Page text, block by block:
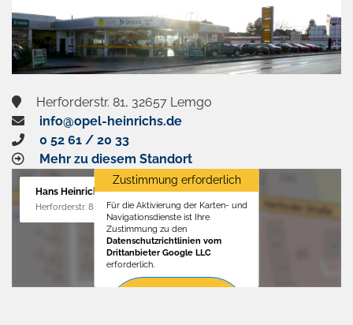
Herforderstr. 81, 32657 Lemgo
info@opel-heinrichs.de
0 52 61 / 20 33
Mehr zu diesem Standort
Hans Heinrichs GmbH
Herforderstr. 81, 32657 Lemgo
Zustimmung erforderlich
Für die Aktivierung der Karten- und
Navigationsdienste ist Ihre
Zustimmung zu den
Datenschutzrichtlinien vom
Drittanbieter Google LLC
erforderlich.